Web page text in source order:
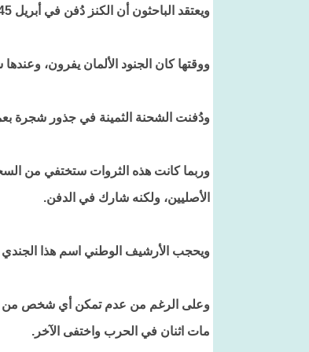
ويعتقد الباحثون أن الكنز دُفن في أبريل 1945، عندما كان الحلفاء على وشك تحرير منطقة أرنهيم شرقي هولندا.
ووقتها كان الجنود الألمان يفرون،
ودُفنت الشحنة الثمينة في جذور شجرة بعمق 70-80 سم خارج قرية أومرين على بعد نحو 25 ميلاً من
وربما كانت هذه الثروات ستختفي من
الأصليين، ولكنه شارك في الدفن.
ويحجب الأرشيف الوطني اسم هذا الجندي الكامل، لأن
وعلى الرغم من عدم تمكن أي شخص من تتبع
مات اثنان في الحرب واختفى الآخر.